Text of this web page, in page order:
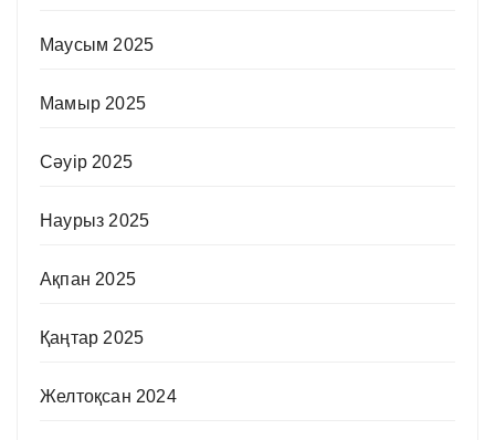
Маусым 2025
Мамыр 2025
Сәуір 2025
Наурыз 2025
Ақпан 2025
Қаңтар 2025
Желтоқсан 2024